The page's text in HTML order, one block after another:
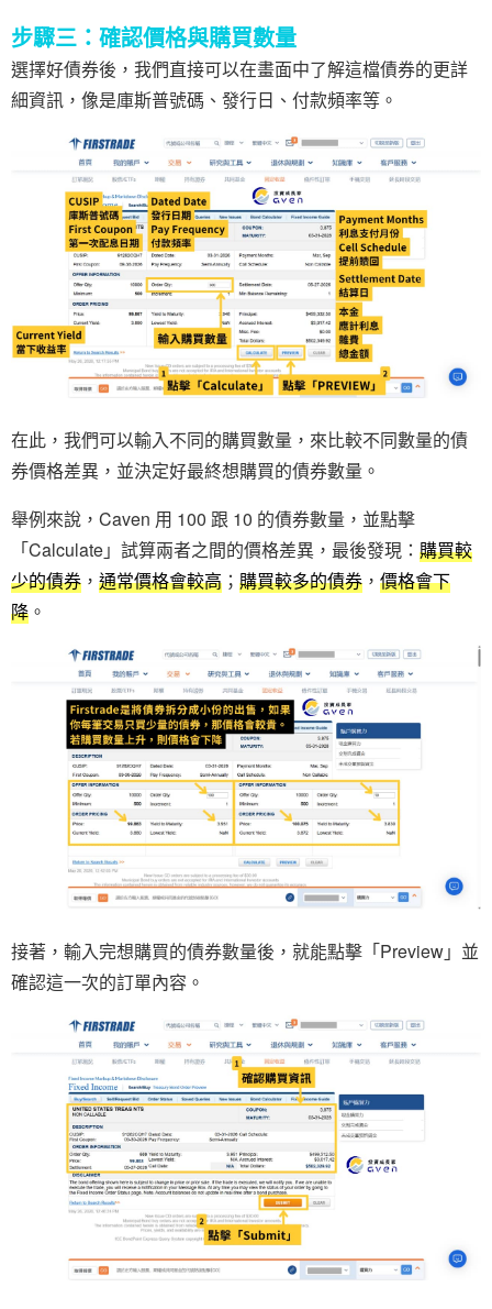
步驟三：確認價格與購買數量
選擇好債券後，我們直接可以在畫面中了解這檔債券的更詳
細資訊，像是庫斯普號碼、發行日、付款頻率等。
在此，我們可以輸入不同的購買數量，來比較不同數量的債
券價格差異，並決定好最終想購買的債券數量。
舉例來說，Caven 用 100 跟 10 的債券數量，並點擊
「Calculate」試算兩者之間的價格差異，最後發現： 購買較
少的債券 ， 通常價格會較高 ； 購買較多的債券 ， 價格會下
降 。
接著，輸入完想購買的債券數量後，就能點擊「Preview」並
確認這一次的訂單內容。